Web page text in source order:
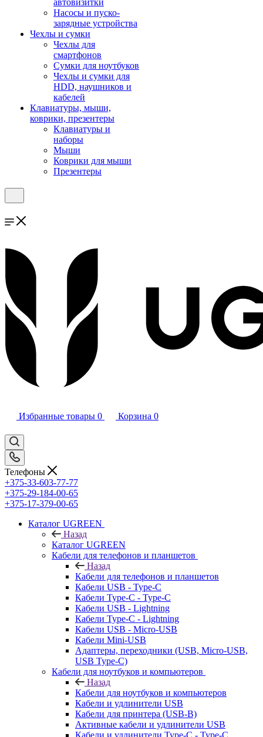
автовизитки
Насосы и пуско-
зарядные устройства
Чехлы и сумки
Чехлы для
смартфонов
Сумки для ноутбуков
Чехлы и сумки для
HDD, наушников и
кабелей
Клавиатуры, мыши,
коврики, презентеры
Клавиатуры и
наборы
Мыши
Коврики для мыши
Презентеры
Избранные товары 0 Корзина 0
Телефоны
+375-33-603-77-77
+375-29-184-00-65
+375-17-379-00-65
Каталог UGREEN
Назад
Каталог UGREEN
Кабели для телефонов и планшетов
Назад
Кабели для телефонов и планшетов
Кабели USB - Type-C
Кабели Type-C - Type-C
Кабели USB - Lightning
Кабели Type-C - Lightning
Кабели USB - Micro-USB
Кабели Mini-USB
Адаптеры, переходники (USB, Micro-USB,
USB Type-C)
Кабели для ноутбуков и компьютеров
Назад
Кабели для ноутбуков и компьютеров
Кабели и удлинители USB
Кабели для принтера (USB-B)
Активные кабели и удлинители USB
Кабели и удлинители Type-C - Type-C